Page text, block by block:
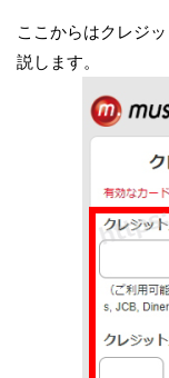
ここからはクレジ
説します。